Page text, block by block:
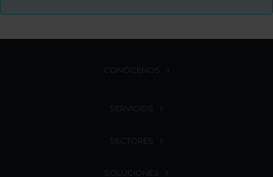
CONÓCENOS
SERVICIOS
SECTORES
SOLUCIONES